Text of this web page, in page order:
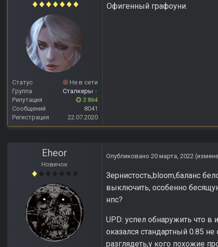
Статус
Не в сети
Группа
Сталкеры +
Репутация
2 864
Сообщений
8041
Регистрация
22.07.2020
Офигенный графоуни.
Eheor
Новичок
Опубликовано 20 марта, 2022
Зернистость,bloom,баланс
выключить, особенно
нпс?
UPD: успел обнаружить что в
оказался стандартный 0.85
разглядеть,у кого похожие